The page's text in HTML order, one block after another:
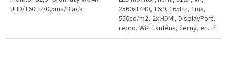
UHD/160Hz/0,5ms/Black
2560x1440, 16:9, 165Hz, 1ms,
550cd/m2, 2x HDMI, DisplayPort,
repro, Wi-Fi anténa, černý, en. tř.
F